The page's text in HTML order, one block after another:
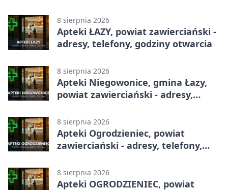
8 sierpnia 2026
Apteki ŁAZY, powiat zawierciański -
adresy, telefony, godziny otwarcia
8 sierpnia 2026
Apteki Niegowonice, gmina Łazy,
powiat zawierciański - adresy,
8 sierpnia 2026
Apteki Ogrodzieniec, powiat
zawierciański - adresy, telefony,
8 sierpnia 2026
Apteki OGRODZIENIEC, powiat